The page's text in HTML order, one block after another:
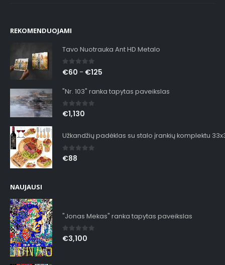
REKOMENDUOJAMI
Tavo Nuotrauka Ant HD Metalo
0out of 5
€60 – €125
"Nr. 103" ranka tapytas paveikslas
0out of 5
€1,130
Užkandžių padėklas su stalo įrankių komplektu
0out of 5
€88
NAUJAUSI
"Jonas Mekas" ranka tapytas paveikslas
0out of 5
€3,100